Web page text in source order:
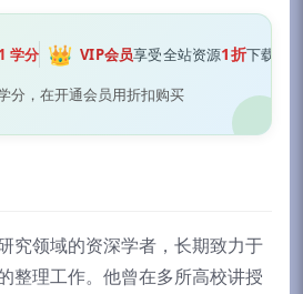
1 学分 👑 VIP会员享受全站资源1折下载
分，在开通会员用折扣购买
究领域的资深学者，长期致力于
整理工作。他曾在多所高校讲授